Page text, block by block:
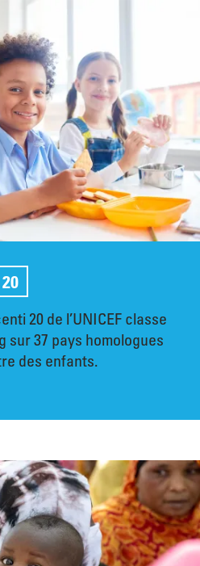
20 de l’UNICEF classe
sur 37 pays homologues
des enfants.